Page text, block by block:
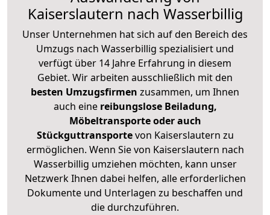
Kaiserslautern nach Wasserbillig
Unser Unternehmen hat sich auf den Bereich des
Umzugs nach Wasserbillig spezialisiert und
verfügt über 14 Jahre Erfahrung in diesem
Gebiet. Wir arbeiten ausschließlich mit den
besten Umzugsfirmen zusammen, um Ihnen
auch eine reibungslose Beiladung,
Möbeltransporte oder auch
Stückguttransportevon Kaiserslautern zu
ermöglichen. Wenn Sie von Kaiserslautern nach
Wasserbillig umziehen möchten, kann unser
Netzwerk Ihnen dabei helfen, alle erforderlichen
Dokumente und Unterlagen zu beschaffen und
die durchzuführen.